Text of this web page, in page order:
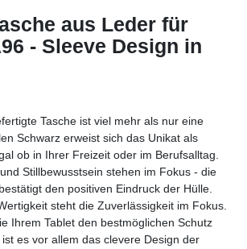
aus Leder für
- Sleeve Design in
Tasche ist viel mehr als nur eine
Schwarz erweist sich das Unikat als
ob in Ihrer Freizeit oder im Berufsalltag.
Stillbewusstsein stehen im Fokus - die
den positiven Eindruck der Hülle.
steht die Zuverlässigkeit im Fokus.
Ihrem Tablet den bestmöglichen Schutz
es vor allem das clevere Design der